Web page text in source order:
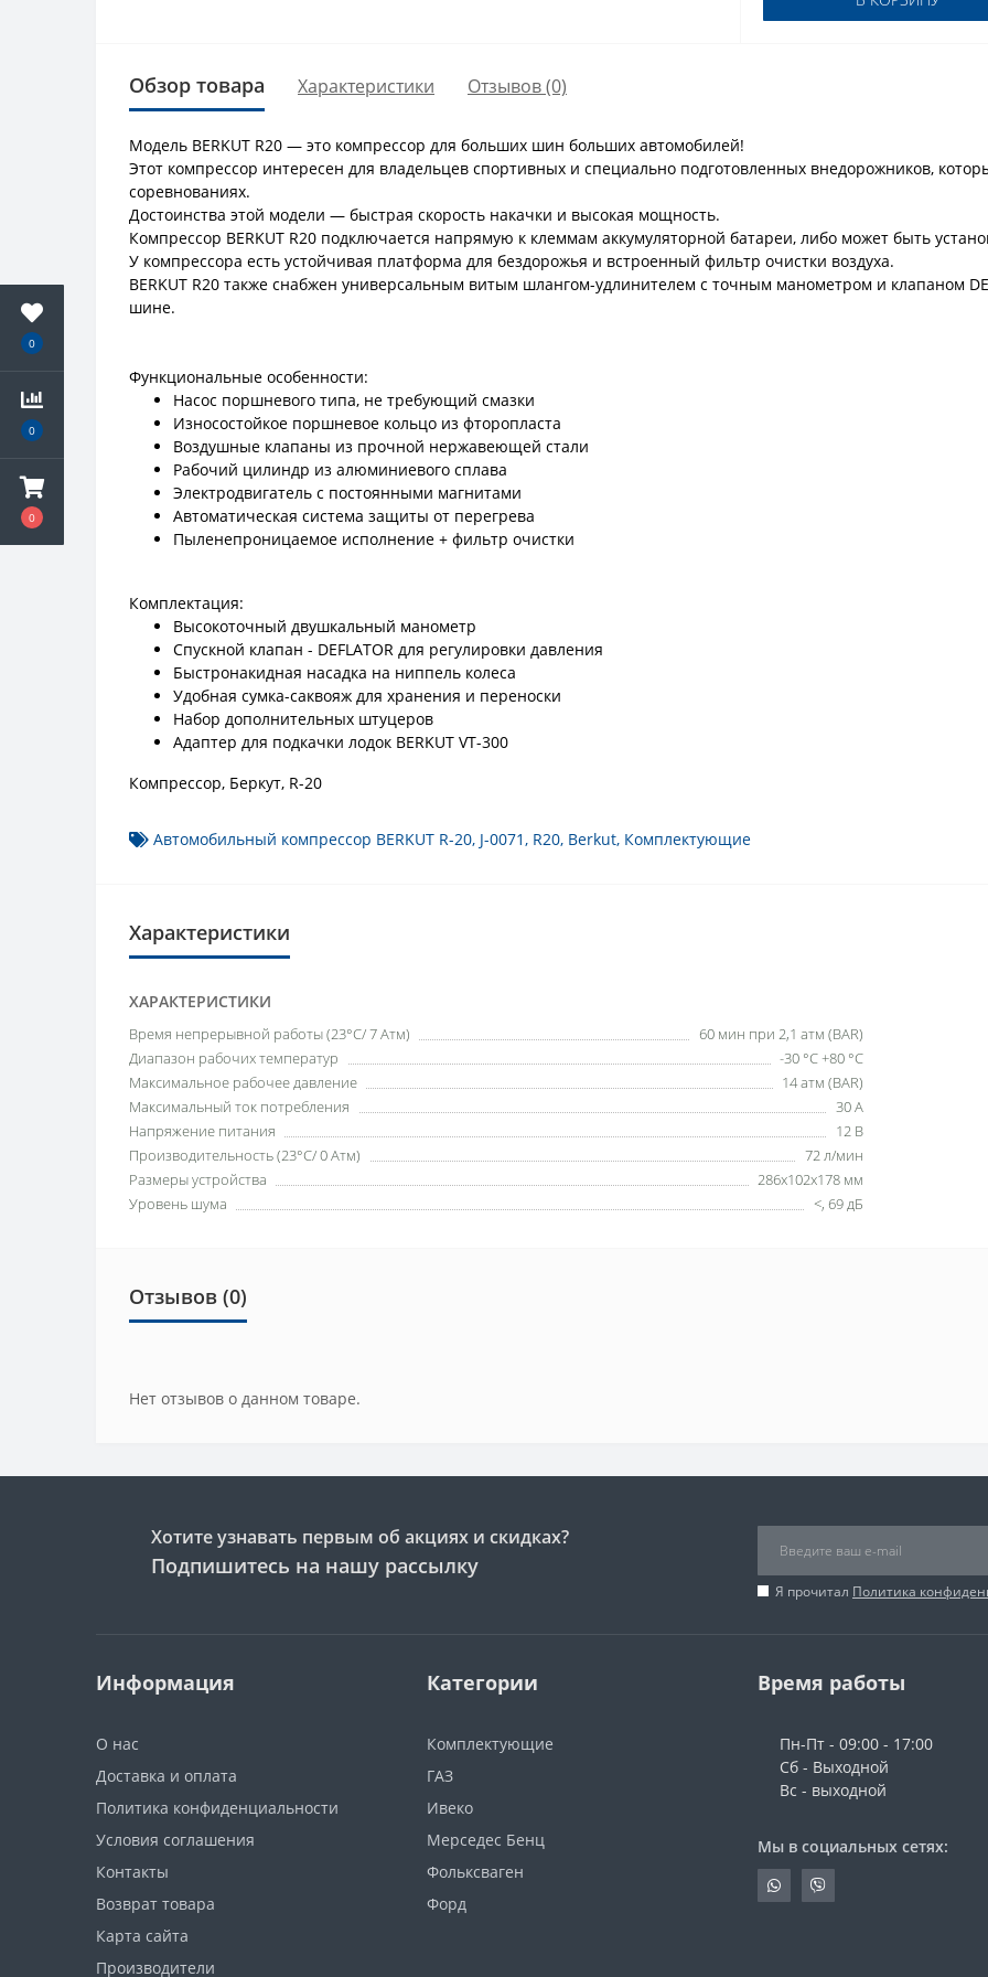
0
0
0
Обзор товара Характеристики Отзывов (0)
Модель BERKUT R20 — это компрессор для больших шин больших автомобилей!
Этот компрессор интересен для владельцев спортивных и специально подготовленных внедорожников,
соревнованиях.
Достоинства этой модели — быстрая скорость накачки и высокая мощность.
Компрессор BERKUT R20 подключается напрямую к клеммам аккумуляторной батареи, либо может быть
У компрессора есть устойчивая платформа для бездорожья и встроенный фильтр очистки воздуха.
BERKUT R20 также снабжен универсальным витым шлангом-удлинителем с точным манометром и клапаном
шине.
Функциональные особенности:
Насос поршневого типа, не требующий смазки
Износостойкое поршневое кольцо из фторопласта
Воздушные клапаны из прочной нержавеющей стали
Рабочий цилиндр из алюминиевого сплава
Электродвигатель с постоянными магнитами
Автоматическая система защиты от перегрева
Пыленепроницаемое исполнение + фильтр очистки
Комплектация:
Высокоточный двушкальный манометр
Спускной клапан - DEFLATOR для регулировки давления
Быстронакидная насадка на ниппель колеса
Удобная сумка-саквояж для хранения и переноски
Набор дополнительных штуцеров
Адаптер для подкачки лодок BERKUT VT-300
Компрессор, Беркут, R-20
Автомобильный компрессор BERKUT R-20, J-0071, R20, Berkut, Комплектующие
Характеристики
ХАРАКТЕРИСТИКИ
Время непрерывной работы (23°C/ 7 Атм)
60 мин при 2,1 атм (BAR)
Диапазон рабочих температур
-30 °C +80 °C
Максимальное рабочее давление
14 атм (BAR)
Максимальный ток потребления
30 А
Напряжение питания
12 В
Производительность (23°C/ 0 Атм)
72 л/мин
Размеры устройства
286x102x178 мм
Уровень шума
<, 69 дБ
Отзывов (0)
Нет отзывов о данном товаре.
Хотите узнавать первым об акциях и скидках?
Подпишитесь на нашу рассылку
Я прочитал Политика
Информация
О нас
Доставка и оплата
Политика конфиденциальности
Условия соглашения
Контакты
Возврат товара
Карта сайта
Производители
Категории
Комплектующие
ГАЗ
Ивеко
Мерседес Бенц
Фольксваген
Форд
Время работы
Пн-Пт - 09:00 - 17:00
Сб - Выходной
Вс - выходной
Мы в социальных сетях: